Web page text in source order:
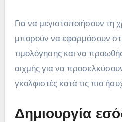
Για να μεγιστοποιήσουν τη
μπορούν να εφαρμόσουν
τιμολόγησης και να
αιχμής για να
γκολφιστές κατά τις πιο
Δημιουργία